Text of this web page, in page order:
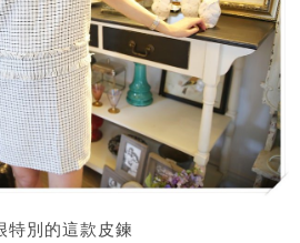
特別的這款皮鍊